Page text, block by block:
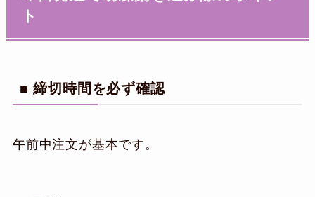
ト
■ 締切時間を必ず確認
午前中注文が基本です。